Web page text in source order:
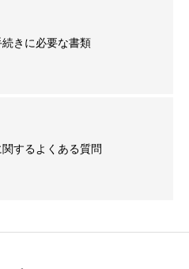
きに必要な書類
するよくある質問